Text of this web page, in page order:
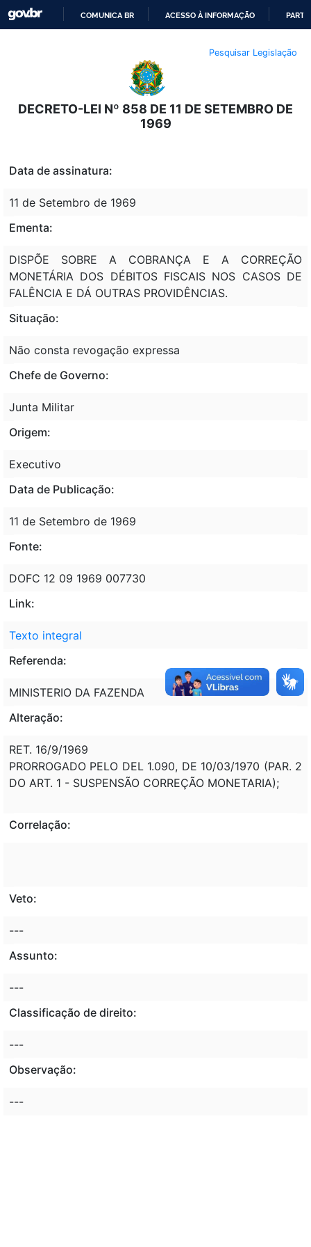
O
CONTEÚDO
COMUNICA BR ACESSO À INFORMAÇÃO
Pesquisar Legislação
DECRETO-LEI Nº 858 DE 11 DE SETEMBRO DE
1969
Data de assinatura:
11 de Setembro de 1969
Ementa:
DISPÕE SOBRE A COBRANÇA E A CORREÇÃO
MONETÁRIA DOS DÉBITOS FISCAIS NOS CASOS DE
FALÊNCIA E DÁ OUTRAS PROVIDÊNCIAS.
Situação:
Não consta revogação expressa
Chefe de Governo:
Junta Militar
Origem:
Executivo
Data de Publicação:
11 de Setembro de 1969
Fonte:
DOFC 12 09 1969 007730
Link:
Texto integral
Referenda:
MINISTERIO DA FAZENDA
Alteração:
RET. 16/9/1969
PRORROGADO PELO DEL 1.090, DE 10/03/1970 (PAR. 2
DO ART. 1 - SUSPENSÃO CORREÇÃO MONETARIA);
Correlação:
Veto:
---
Assunto:
---
Classificação de direito:
---
Observação:
---